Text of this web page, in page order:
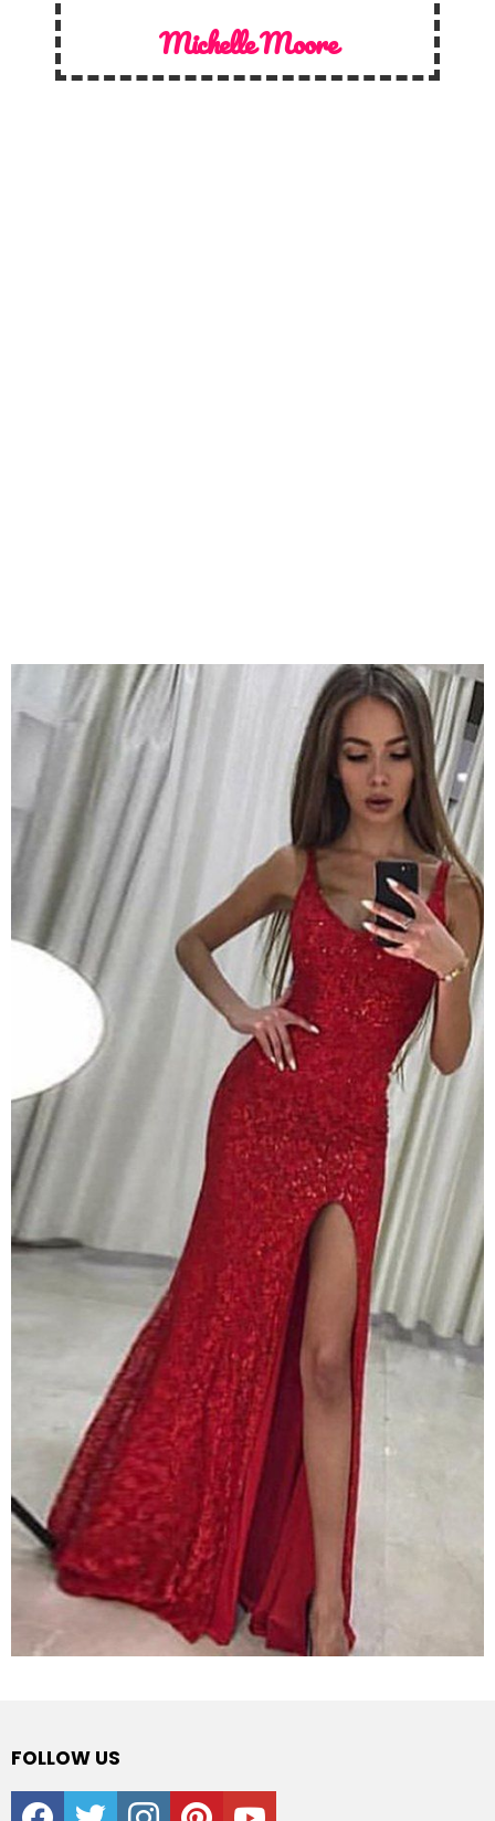
Michelle Moore
FOLLOW US
facebooktwitter instagrampinterestyoutube